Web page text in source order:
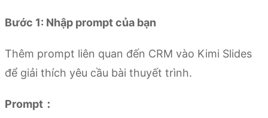
Bước 1: Nhập prompt của bạn
Thêm prompt liên quan đến CRM vào Kimi Slides
để giải thích yêu cầu bài thuyết trình.
Prompt：